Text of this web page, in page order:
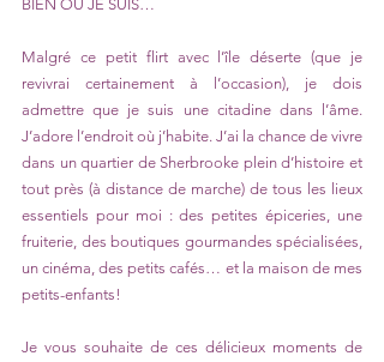
BIEN OÙ JE SUIS…
Malgré ce petit flirt avec l’île déserte (que je
revivrai certainement à l’occasion), je dois
admettre que je suis une citadine dans l’âme.
J’adore l’endroit où j’habite. J’ai la chance de vivre
dans un quartier de Sherbrooke plein d’histoire et
tout près (à distance de marche) de tous les lieux
essentiels pour moi : des petites épiceries, une
fruiterie, des boutiques gourmandes spécialisées,
un cinéma, des petits cafés… et la maison de mes
petits-enfants!
Je vous souhaite de ces délicieux moments de